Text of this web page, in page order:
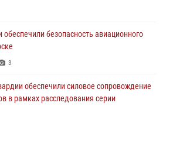
безопасность авиационного
3
обеспечили силовое сопровождение
в рамках расследования серии